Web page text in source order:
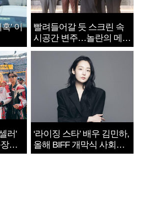
’ 이
빨려들어갈 듯 스크린 속
시공간 변주…놀란의 메시
지는 ‘전쟁 속죄’
러'
‘라이징 스타’ 배우 김민하,
올해 BIFF 개막식 사회자
확정